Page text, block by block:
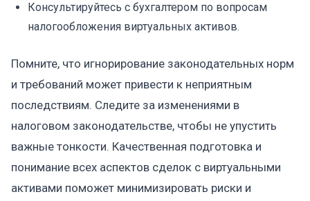
Консультируйтесь с бухгалтером по вопросам
налогообложения виртуальных активов.
Помните, что игнорирование законодательных норм
и требований может привести к неприятным
последствиям. Следите за изменениями в
налоговом законодательстве, чтобы не упустить
важные тонкости. Качественная подготовка и
понимание всех аспектов сделок с виртуальными
активами поможет минимизировать риски и